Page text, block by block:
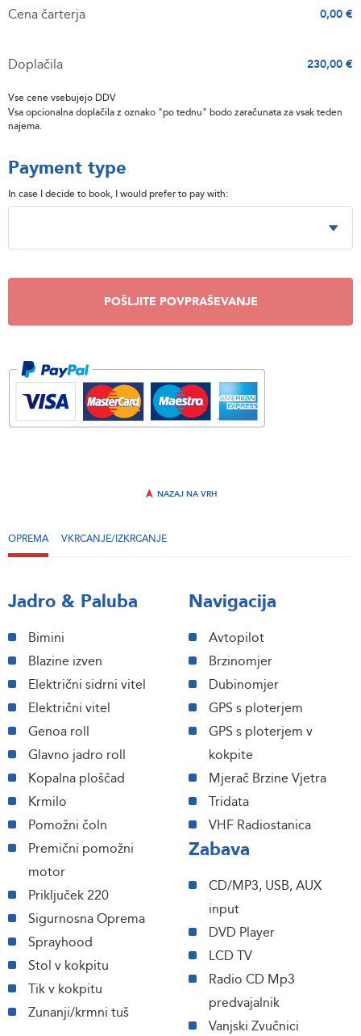
Cena čarterja 0,00 €
Doplačila 230,00 €
Vse cene vsebujejo DDV
Vsa opcionalna doplačila z oznako "po tednu" bodo zaračunata za vsak teden
najema.
Payment type
In case I decide to book, I would prefer to pay with:
POŠLJITE POVPRAŠEVANJE
NAZAJ NA VRH
OPREMA VKRCANJE/IZKRCANJE
Jadro & Paluba
Bimini
Blazine izven
Električni sidrni vitel
Električni vitel
Genoa roll
Glavno jadro roll
Kopalna ploščad
Krmilo
Pomožni čoln
Premični pomožni
motor
Priključek 220
Sigurnosna Oprema
Sprayhood
Stol v kokpitu
Tik v kokpitu
Zunanji/krmni tuš
Navigacija
Avtopilot
Brzinomjer
Dubinomjer
GPS s ploterjem
GPS s ploterjem v
kokpite
Mjerač Brzine Vjetra
Tridata
VHF Radiostanica
Zabava
CD/MP3, USB, AUX
input
DVD Player
LCD TV
Radio CD Mp3
predvajalnik
Vanjski Zvučnici